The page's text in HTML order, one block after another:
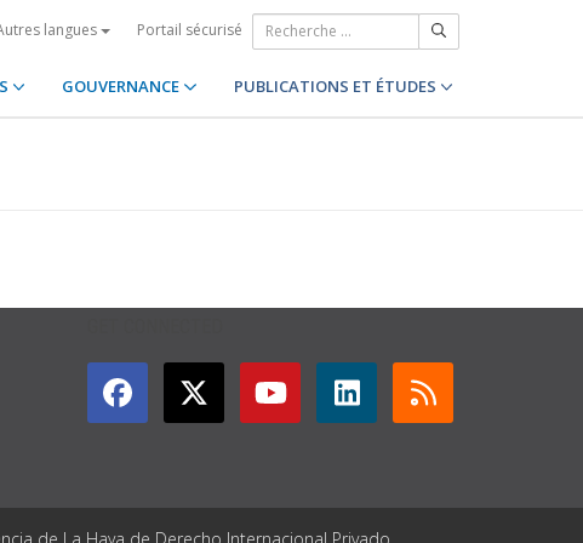
langues Portail sécurisé
GOUVERNANCE PUBLICATIONS ET ÉTUDES